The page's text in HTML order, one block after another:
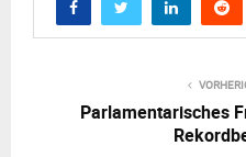
Parlamentarisches